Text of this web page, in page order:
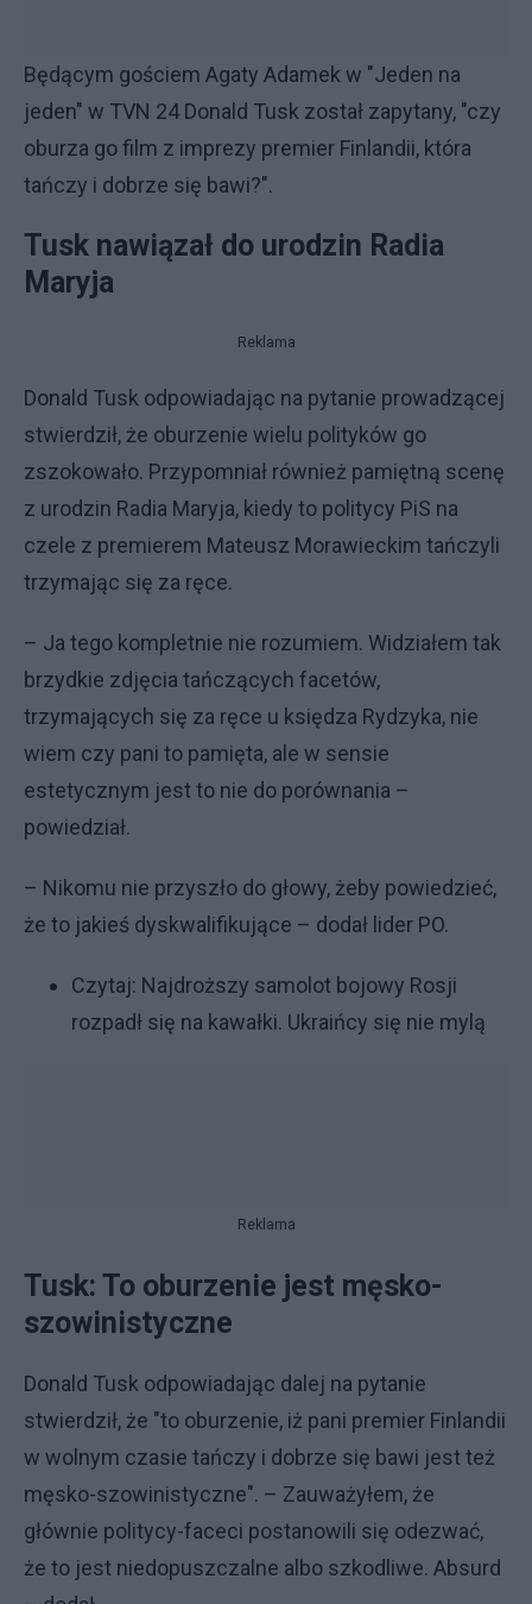
Będącym gościem Agaty Adamek w "Jeden na
jeden" w TVN 24 Donald Tusk został zapytany, "czy
oburza go film z imprezy premier Finlandii, która
tańczy i dobrze się bawi?".
Tusk nawiązał do urodzin Radia
Maryja
Reklama
Donald Tusk odpowiadając na pytanie prowadzącej
stwierdził, że oburzenie wielu polityków go
zszokowało. Przypomniał również pamiętną scenę
z urodzin Radia Maryja, kiedy to politycy PiS na
czele z premierem Mateusz Morawieckim tańczyli
trzymając się za ręce.
– Ja tego kompletnie nie rozumiem. Widziałem tak
brzydkie zdjęcia tańczących facetów,
trzymających się za ręce u księdza Rydzyka, nie
wiem czy pani to pamięta, ale w sensie
estetycznym jest to nie do porównania –
powiedział.
– Nikomu nie przyszło do głowy, żeby powiedzieć,
że to jakieś dyskwalifikujące – dodał lider PO.
Czytaj: Najdroższy samolot bojowy Rosji
rozpadł się na kawałki. Ukraińcy się nie mylą
Reklama
Tusk: To oburzenie jest męsko-
szowinistyczne
Donald Tusk odpowiadając dalej na pytanie
stwierdził, że "to oburzenie, iż pani premier Finlandii
w wolnym czasie tańczy i dobrze się bawi jest też
męsko-szowinistyczne". – Zauważyłem, że
głównie politycy-faceci postanowili się odezwać,
że to jest niedopuszczalne albo szkodliwe. Absurd